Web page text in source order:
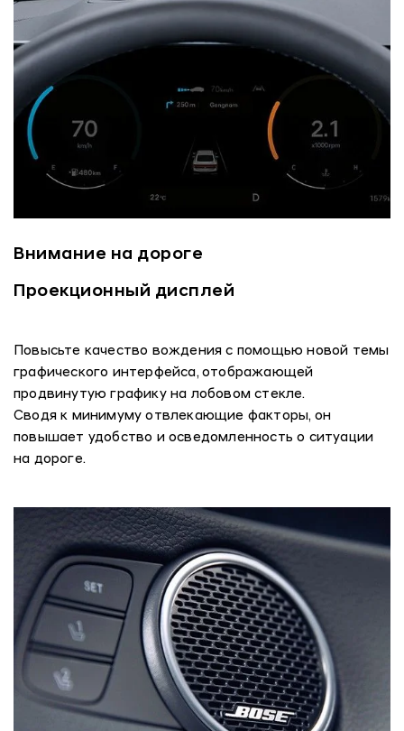
Внимание на дороге
Проекционный дисплей
Повысьте качество вождения с помощью новой темы
графического интерфейса, отображающей
продвинутую графику на лобовом стекле.
Сводя к минимуму отвлекающие факторы, он
повышает удобство и осведомленность о ситуации
на дороге.